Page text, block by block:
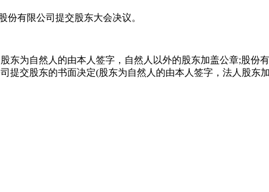
有限公司提交股东大会决议。
为自然人的由本人签字，自然人以外的股东加盖公章;股份
交股东的书面决定(股东为自然人的由本人签字，法人股东加